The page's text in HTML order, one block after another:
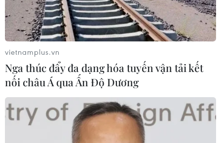
#Đàm phán thương mại Mỹ-Trung
#Hoạt động xuất khẩu
#Cuộc chiến thương mại Mỹ-Trung
#OPEC
vietnamplus.vn
Nga thúc đẩy đa dạng hóa tuyến vận tải kết
nối châu Á qua Ấn Độ Dương